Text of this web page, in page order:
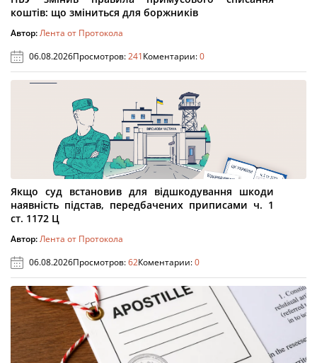
коштів: що зміниться для боржників
Автор:Лента от Протокола
06.08.2026Просмотров:241Коментарии:0
Якщо суд встановив для відшкодування шкоди
наявність підстав, передбачених приписами ч. 1
ст. 1172 Ц
Автор:Лента от Протокола
06.08.2026Просмотров:62Коментарии:0